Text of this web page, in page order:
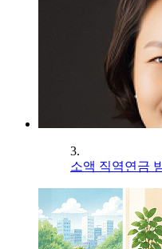
3.
소액 직역연금